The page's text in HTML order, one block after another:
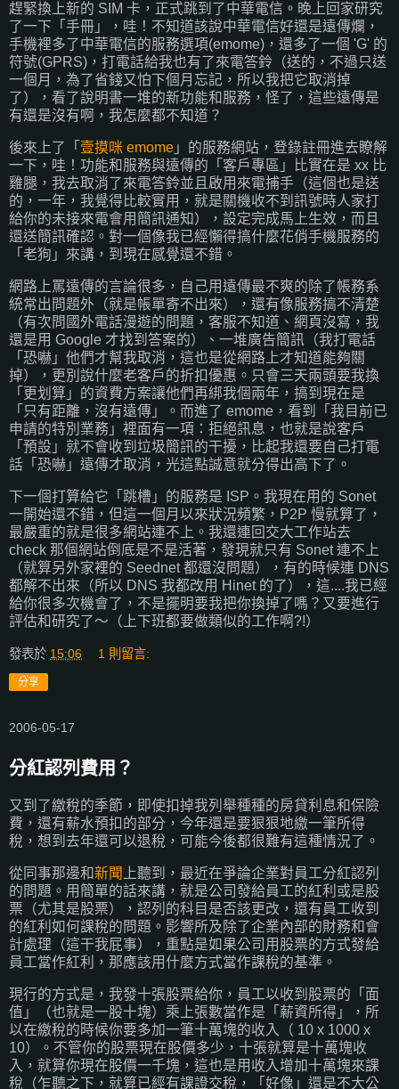
趕緊換上新的 SIM 卡，正式跳到了中華電信。晚上回家研究
了一下「手冊」，哇！不知道該說中華電信好還是遠傳爛，
手機裡多了中華電信的服務選項(emome)，還多了一個 'G' 的
符號(GPRS)，打電話給我也有了來電答鈴（送的，不過只送
一個月，為了省錢又怕下個月忘記，所以我把它取消掉
了），看了說明書一堆的新功能和服務，怪了，這些遠傳是
有還是沒有啊，我怎麼都不知道？
後來上了「 壹摸咪 emome 」的服務網站，登錄註冊進去瞭解
一下，哇！功能和服務與遠傳的「客戶專區」比實在是 xx 比
雞腿，我去取消了來電答鈴並且啟用來電捕手（這個也是送
的，一年，我覺得比較實用，就是關機收不到訊號時人家打
給你的未接來電會用簡訊通知），設定完成馬上生效，而且
還送簡訊確認。對一個像我已經懶得搞什麼花俏手機服務的
「老狗」來講，到現在感覺還不錯。
網路上罵遠傳的言論很多，自己用遠傳最不爽的除了帳務系
統常出問題外（就是帳單寄不出來），還有像服務搞不清楚
（有次問國外電話漫遊的問題，客服不知道、網頁沒寫，我
還是用 Google 才找到答案的）、一堆廣告簡訊（我打電話
「恐嚇」他們才幫我取消，這也是從網路上才知道能夠關
掉），更別說什麼老客戶的折扣優惠。只會三天兩頭要我換
「更划算」的資費方案讓他們再綁我個兩年，搞到現在是
「只有距離，沒有遠傳」。而進了 emome，看到「我目前已
申請的特別業務」裡面有一項：拒絕訊息，也就是說客戶
「預設」就不會收到垃圾簡訊的干擾，比起我還要自己打電
話「恐嚇」遠傳才取消，光這點誠意就分得出高下了。
下一個打算給它「跳槽」的服務是 ISP。我現在用的 Sonet
一開始還不錯，但這一個月以來狀況頻繁，P2P 慢就算了，
最嚴重的就是很多網站連不上。我還連回交大工作站去
check 那個網站倒底是不是活著，發現就只有 Sonet 連不上
（就算另外家裡的 Seednet 都還沒問題），有的時候連 DNS
都解不出來（所以 DNS 我都改用 Hinet 的了），這....我已經
給你很多次機會了，不是擺明要我把你換掉了嗎？又要進行
評估和研究了～（上下班都要做類似的工作啊?!）
發表於 15:06 1 則留言:
分享
2006-05-17
分紅認列費用？
又到了繳稅的季節，即使扣掉我列舉種種的房貸利息和保險
費，還有薪水預扣的部分，今年還是要狠狠地繳一筆所得
稅，想到去年還可以退稅，可能今後都很難有這種情況了。
從同事那邊和新聞 上聽到，最近在爭論企業對員工分紅認列
的問題。用簡單的話來講，就是公司發給員工的紅利或是股
票（尤其是股票），認列的科目是否該更改，還有員工收到
的紅利如何課稅的問題。影響所及除了企業內部的財務和會
計處理（這干我屁事），重點是如果公司用股票的方式發給
員工當作紅利，那應該用什麼方式當作課稅的基準。
現行的方式是，我發十張股票給你，員工以收到股票的「面
值」（也就是一股十塊）乘上張數當作是「薪資所得」，所
以在繳稅的時候你要多加一筆十萬塊的收入（ 10 x 1000 x
10）。不管你的股票現在股價多少，十張就算是十萬塊收
入，就算你現在股價一千塊，這也是用收入增加十萬塊來課
稅（乍聽之下，就算已經有課證交稅，「好像」還是不大公